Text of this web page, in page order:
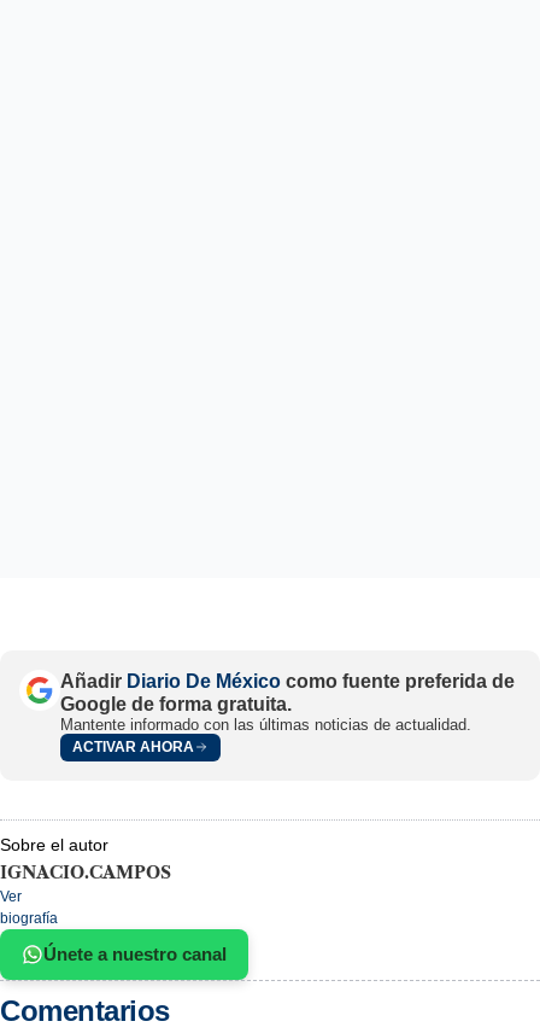
Añadir Diario De México como fuente preferida de
Google de forma gratuita.
Mantente informado con las últimas noticias de actualidad.
ACTIVAR AHORA
Sobre el autor
IGNACIO.CAMPOS
Ver
biografía
Únete a nuestro canal
Comentarios